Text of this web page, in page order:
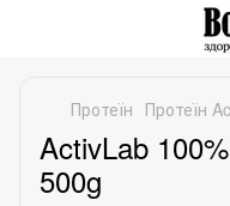
Протеїн Протеїн
ActivLab
500g